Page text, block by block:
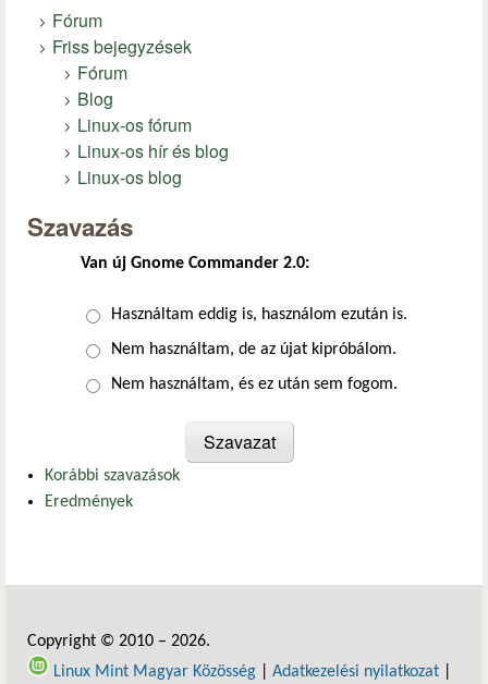
Fórum
Friss bejegyzések
Fórum
Blog
Linux-os fórum
Linux-os hír és blog
Linux-os blog
Szavazás
Van új Gnome Commander 2.0:
Választások
Használtam eddig is, használom ezután is.
Nem használtam, de az újat kipróbálom.
Nem használtam, és ez után sem fogom.
Korábbi szavazások
Eredmények
Copyright © 2010 – 2026.
Linux Mint Magyar Közösség
Adatkezelési nyilatkozat